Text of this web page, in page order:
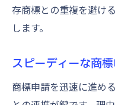
存商標との重複を避け
します。
スピーディーな商
商標申請を迅速に進め